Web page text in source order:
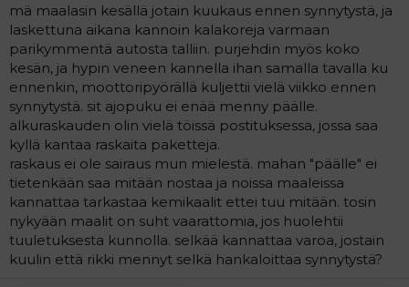
mä maalasin kesällä jotain kuukaus ennen synnytystä, ja
laskettuna aikana kannoin kalakoreja varmaan
parikymmentä autosta talliin. purjehdin myös koko
kesän, ja hypin veneen kannella ihan samalla tavalla ku
ennenkin, moottoripyörällä kuljettii vielä viikko ennen
synnytystä. sit ajopuku ei enää menny päälle.
alkuraskauden olin vielä töissä postituksessa, jossa saa
kyllä kantaa raskaita paketteja.
raskaus ei ole sairaus mun mielestä. mahan "päälle" ei
tietenkään saa mitään nostaa ja noissa maaleissa
kannattaa tarkastaa kemikaalit ettei tuu mitään. tosin
nykyään maalit on suht vaarattomia, jos huolehtii
tuuletuksesta kunnolla. selkää kannattaa varoa, jostain
kuulin että rikki mennyt selkä hankaloittaa synnytystä?